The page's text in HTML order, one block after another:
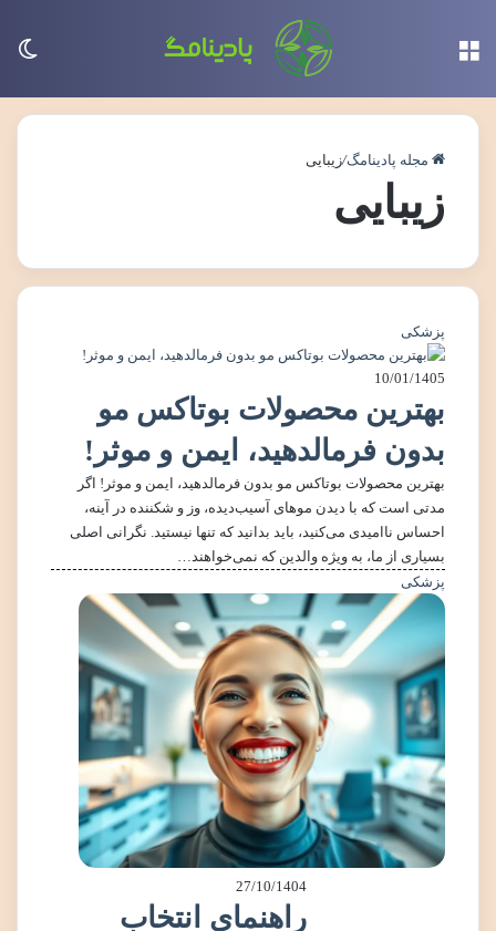
مجله پادینامگ/زیبایی
زیبایی
پزشکی
10/01/1405
بهترین محصولات بوتاکس مو
بدون فرمالدهید، ایمن و موثر!
بهترین محصولات بوتاکس مو بدون فرمالدهید، ایمن و موثر! اگر
مدتی است که با دیدن موهای آسیب‌دیده، وز و شکننده در آینه،
احساس ناامیدی می‌کنید، باید بدانید که تنها نیستید. نگرانی اصلی
بسیاری از ما، به ویژه والدین که نمی‌خواهند…
پزشکی
27/10/1404
راهنمای انتخاب